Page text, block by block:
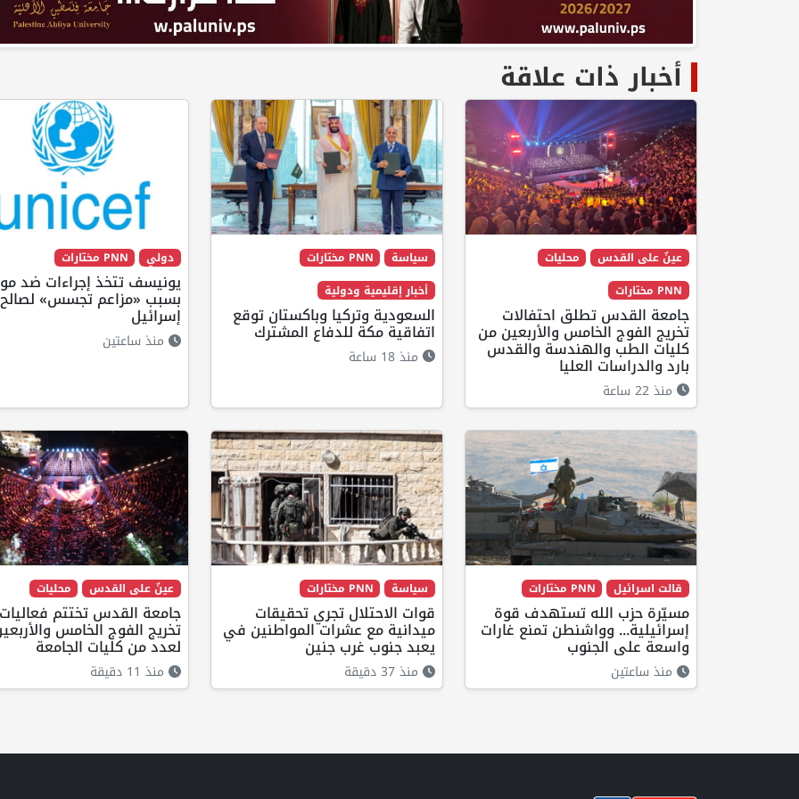
أخبار ذات علاقة
عينٌ على القدس
محليات
PNN مختارات
جامعة القدس تطلق احتفالات
تخريج الفوج الخامس والأربعين من
كليات الطب والهندسة والقدس
بارد والدراسات العليا
منذ 22 ساعة
سياسة
PNN مختارات
أخبار إقليمية ودولية
السعودية وتركيا وباكستان توقع
اتفاقية مكة للدفاع المشترك
منذ 18 ساعة
دولي PNN مختارات
يونيسف تتخذ إجراءات ضد
بسبب «مزاعم تجسس» لصالح
إسرائيل
منذ ساعتين
قالت اسرائيل PNN مختارات
مسيّرة حزب الله تستهدف قوة
إسرائيلية... وواشنطن تمنع غارات
واسعة على الجنوب
منذ ساعتين
سياسة PNN مختارات
قوات الاحتلال تجري تحقيقات
ميدانية مع عشرات المواطنين في
يعبد جنوب غرب جنين
منذ 37 دقيقة
عينٌ على القدس محليات
جامعة القدس تختتم
تخريج الفوج الخامس
لعدد من كليات الجامعة
منذ 11 دقيقة